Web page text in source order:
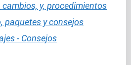
cambios, y, procedimientos
paquetes y consejos
- Consejos